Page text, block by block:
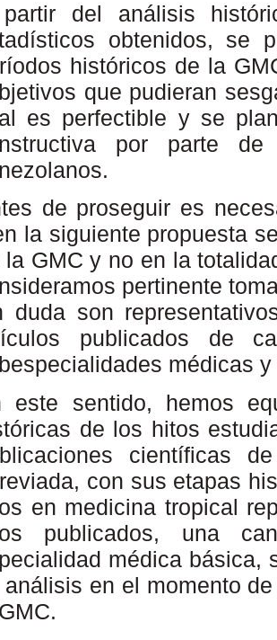
del análisis
obtenidos, se
históricos de la
que pudieran
es perfectible y se
por parte
de proseguir es
la siguiente propuesta
la GMC y no en la
pertinente
duda son
publicados de
médicas
este sentido, hemos
de los hitos
científicas
con sus etapas
en medicina tropical
publicados, una
médica básica,
análisis en el momento